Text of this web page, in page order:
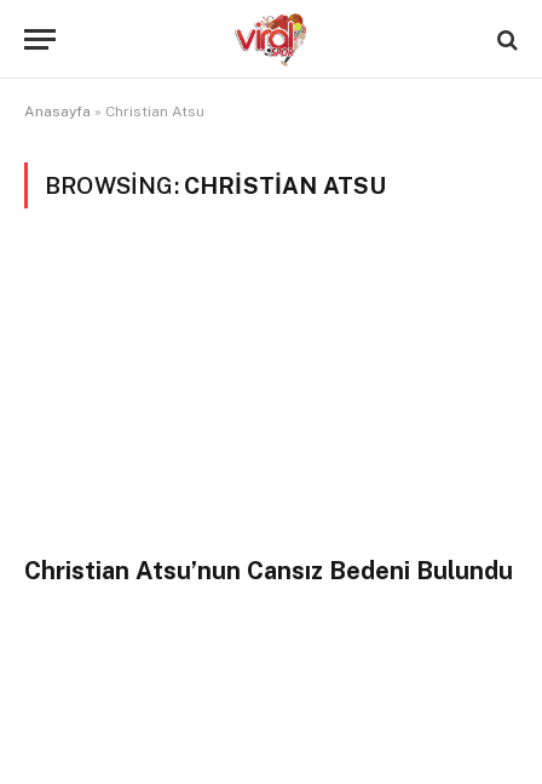
Anasayfa » Christian Atsu
BROWSING: CHRISTIAN ATSU
Christian Atsu’nun Cansız Bedeni Bulundu